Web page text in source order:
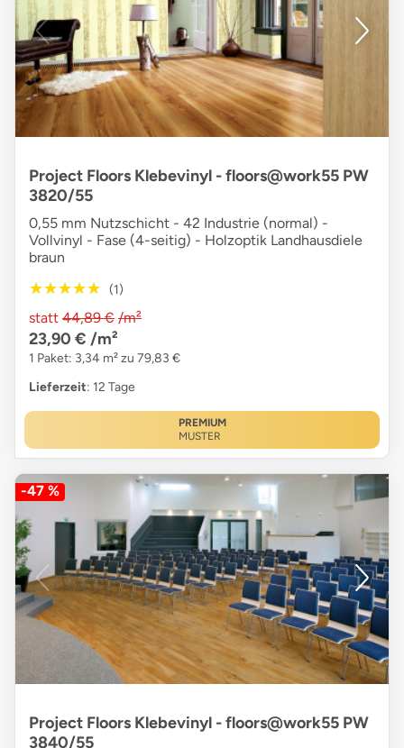
Project Floors Klebevinyl - floors@work55 PW
3820/55
0,55 mm Nutzschicht - 42 Industrie (normal) -
Vollvinyl - Fase (4-seitig) - Holzoptik Landhausdiele
braun
★★★★★
★★★★★ (1)
statt 44,89 € /m²
23,90 € /m²
1 Paket: 3,34 m² zu 79,83 €
Lieferzeit: 12 Tage
PREMIUM
MUSTER
-47 %
Project Floors Klebevinyl - floors@work55 PW
3840/55